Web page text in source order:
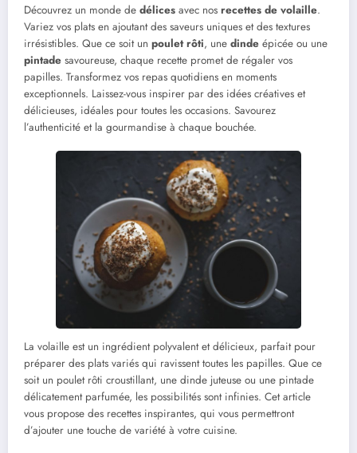
Découvrez un monde de délices avec nos recettes de volaille.
Variez vos plats en ajoutant des saveurs uniques et des textures
irrésistibles. Que ce soit un poulet rôti, une dinde épicée ou une
pintade savoureuse, chaque recette promet de régaler vos
papilles. Transformez vos repas quotidiens en moments
exceptionnels. Laissez-vous inspirer par des idées créatives et
délicieuses, idéales pour toutes les occasions. Savourez
l’authenticité et la gourmandise à chaque bouchée.
La volaille est un ingrédient polyvalent et délicieux, parfait pour
préparer des plats variés qui ravissent toutes les papilles. Que ce
soit un poulet rôti croustillant, une dinde juteuse ou une pintade
délicatement parfumée, les possibilités sont infinies. Cet article
vous propose des recettes inspirantes, qui vous permettront
d’ajouter une touche de variété à votre cuisine.